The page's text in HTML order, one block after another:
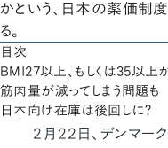
かという、日本の薬価制
る。
目次
BMI27以上、もしくは35以上
筋肉量が減ってしまう問題も
日本向け在庫は後回しに？
2月22日、デンマーク